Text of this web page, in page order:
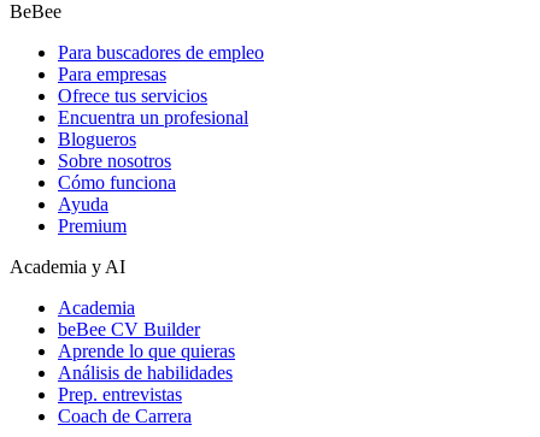
BeBee
Para buscadores de empleo
Para empresas
Ofrece tus servicios
Encuentra un profesional
Blogueros
Sobre nosotros
Cómo funciona
Ayuda
Premium
Academia y AI
Academia
beBee CV Builder
Aprende lo que quieras
Análisis de habilidades
Prep. entrevistas
Coach de Carrera